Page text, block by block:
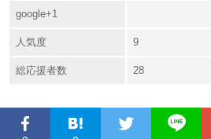
google+1
人気度 9
総応援者数 28